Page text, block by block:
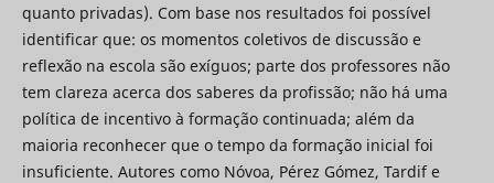
quanto privadas). Com base nos resultados foi possível
identificar que: os momentos coletivos de discussão e
reflexão na escola são exíguos; parte dos professores não
tem clareza acerca dos saberes da profissão; não há uma
política de incentivo à formação continuada; além da
maioria reconhecer que o tempo da formação inicial foi
insuficiente. Autores como Nóvoa, Pérez Gómez, Tardif e